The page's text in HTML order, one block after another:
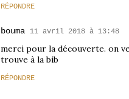
RÉPONDRE
bouma 11 avril 2018 à 13:48
merci pour la découverte. on
trouve à la bib
RÉPONDRE